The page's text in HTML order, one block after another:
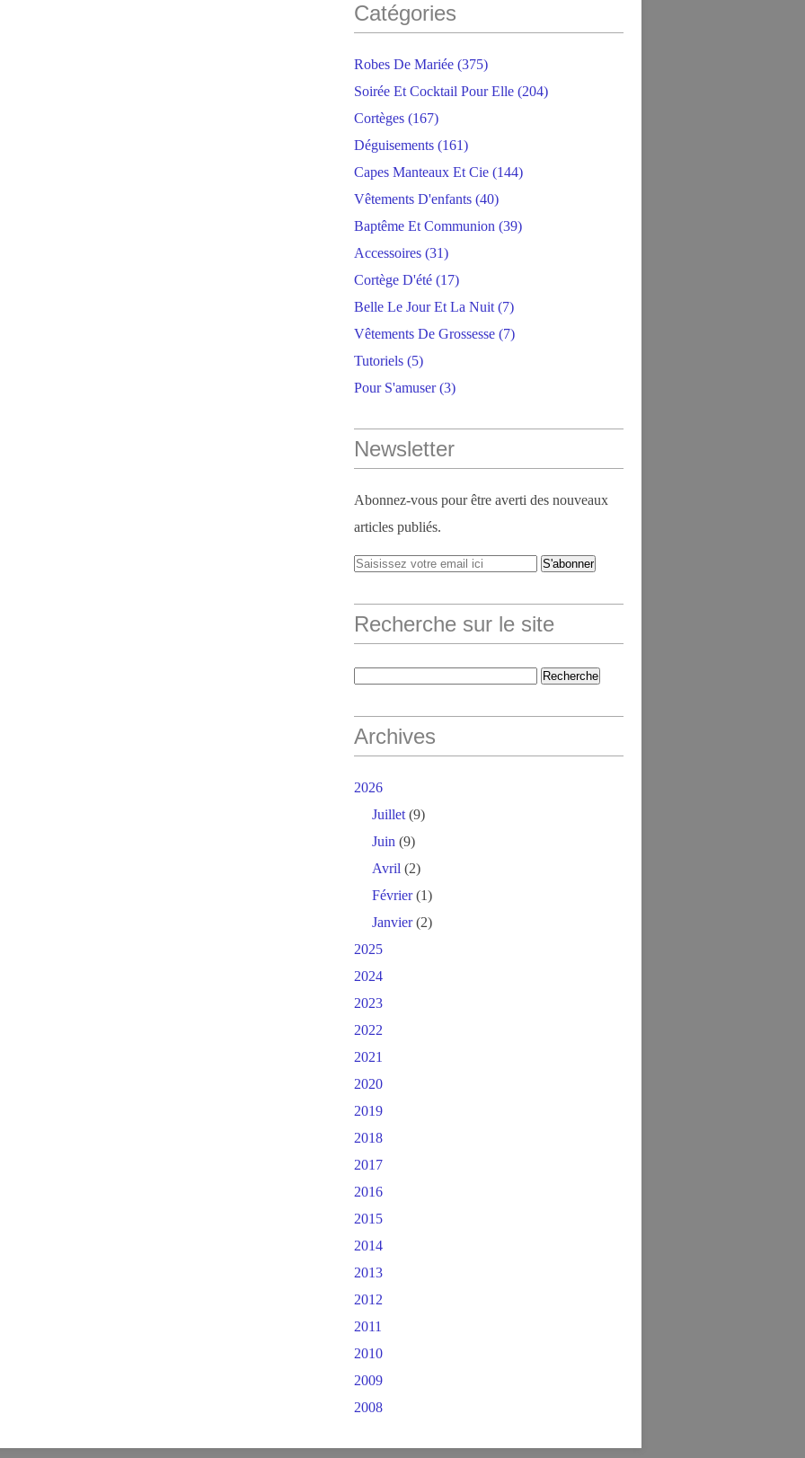
Catégories
Robes De Mariée (375)
Soirée Et Cocktail Pour Elle (204)
Cortèges (167)
Déguisements (161)
Capes Manteaux Et Cie (144)
Vêtements D'enfants (40)
Baptême Et Communion (39)
Accessoires (31)
Cortège D'été (17)
Belle Le Jour Et La Nuit (7)
Vêtements De Grossesse (7)
Tutoriels (5)
Pour S'amuser(3)
Newsletter
Abonnez-vous pour être averti des nouveaux
articles publiés.
Recherche sur le site
Archives
2026
Juillet (9)
Juin (9)
Avril (2)
Février(1)
Janvier(2)
2025
2024
2023
2022
2021
2020
2019
2018
2017
2016
2015
2014
2013
2012
2011
2010
2009
2008